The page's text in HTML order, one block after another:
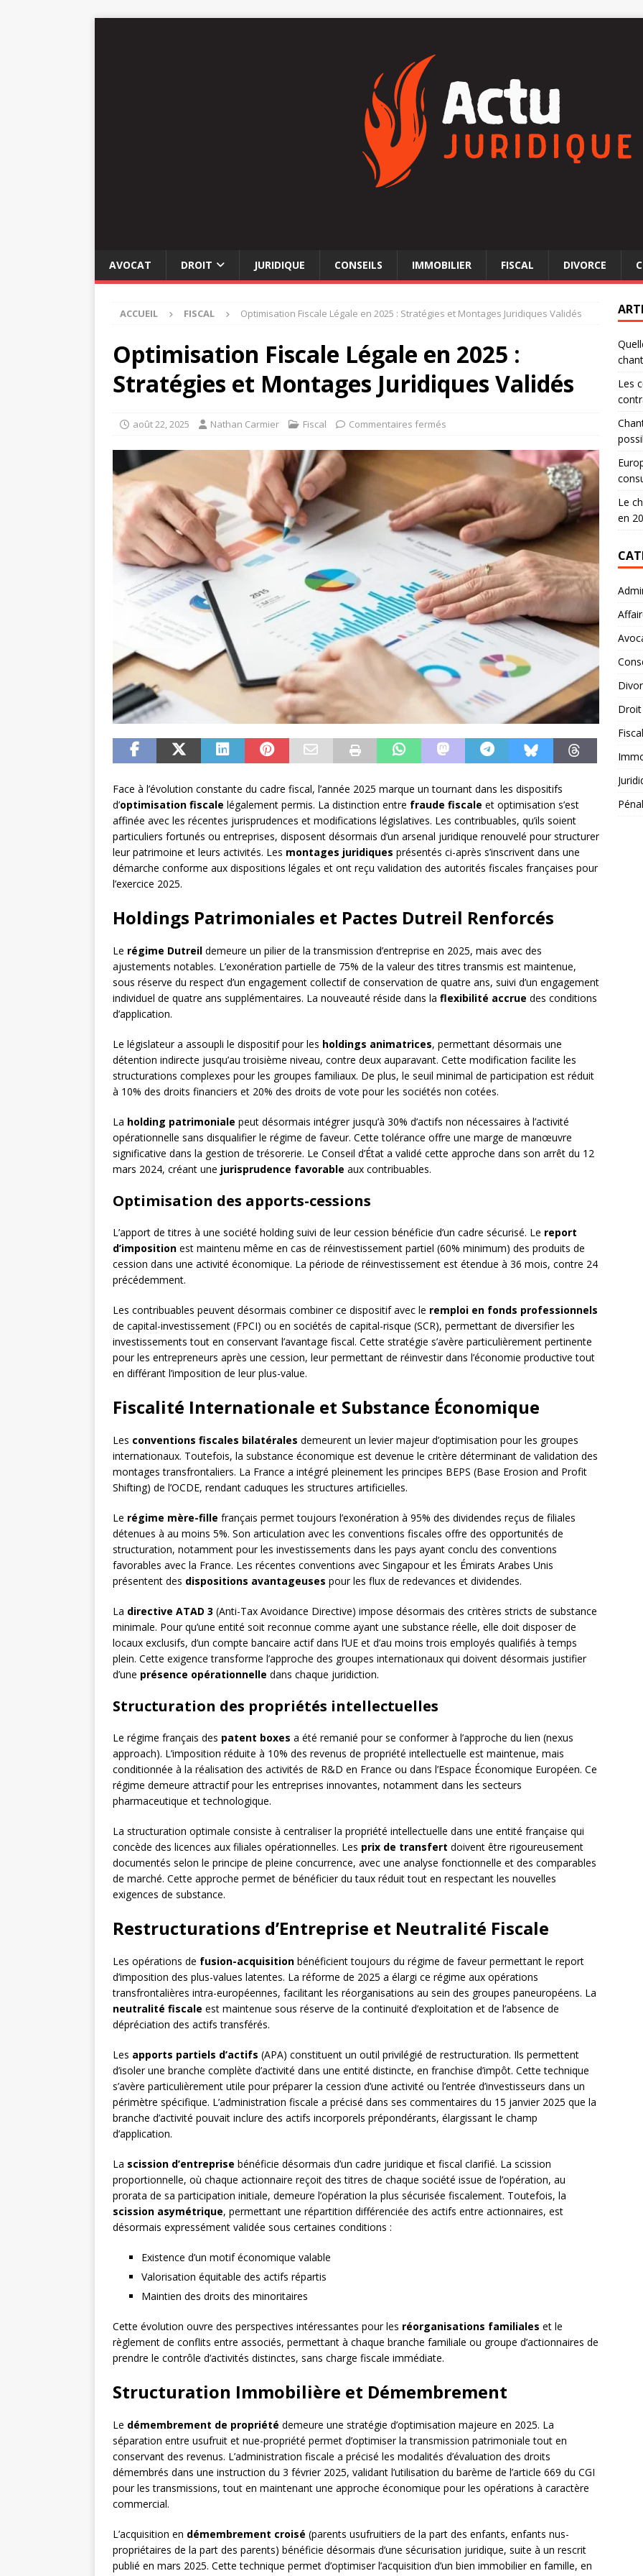
AVOCAT DROIT JURIDIQUE CONSEILS IMMOBILIER FISCAL DIVORCE
ACCUEIL FISCAL Optimisation Fiscale Légale en 2025 : Stratégies et Montages Juridiques Validés
Optimisation Fiscale Légale en 2025 :
Stratégies et Montages Juridiques Validés
août 22, 2025 Nathan Carmier Fiscal Commentaires fermés
Face à l’évolution constante du cadre fiscal, l’année 2025 marque un tournant dans les dispositifs
d’optimisation fiscale légalement permis. La distinction entre fraude fiscale et optimisation s’est
affinée avec les récentes jurisprudences et modifications législatives. Les contribuables, qu’ils soient
particuliers fortunés ou entreprises, disposent désormais d’un arsenal juridique renouvelé pour structurer
leur patrimoine et leurs activités. Les montages juridiques présentés ci-après s’inscrivent dans une
démarche conforme aux dispositions légales et ont reçu validation des autorités fiscales françaises pour
l’exercice 2025.
Holdings Patrimoniales et Pactes Dutreil Renforcés
Le régime Dutreil demeure un pilier de la transmission d’entreprise en 2025, mais avec des
ajustements notables. L’exonération partielle de 75% de la valeur des titres transmis est maintenue,
sous réserve du respect d’un engagement collectif de conservation de quatre ans, suivi d’un engagement
individuel de quatre ans supplémentaires. La nouveauté réside dans la flexibilité accrue des conditions
d’application.
Le législateur a assoupli le dispositif pour les holdings animatrices, permettant désormais une
détention indirecte jusqu’au troisième niveau, contre deux auparavant. Cette modification facilite les
structurations complexes pour les groupes familiaux. De plus, le seuil minimal de participation est réduit
à 10% des droits financiers et 20% des droits de vote pour les sociétés non cotées.
La holding patrimoniale peut désormais intégrer jusqu’à 30% d’actifs non nécessaires à l’activité
opérationnelle sans disqualifier le régime de faveur. Cette tolérance offre une marge de manœuvre
significative dans la gestion de trésorerie. Le Conseil d’État a validé cette approche dans son arrêt du 12
mars 2024, créant une jurisprudence favorable aux contribuables.
Optimisation des apports-cessions
L’apport de titres à une société holding suivi de leur cession bénéficie d’un cadre sécurisé. Le report
d’imposition est maintenu même en cas de réinvestissement partiel (60% minimum) des produits de
cession dans une activité économique. La période de réinvestissement est étendue à 36 mois, contre 24
précédemment.
Les contribuables peuvent désormais combiner ce dispositif avec le remploi en fonds professionnels
de capital-investissement (FPCI) ou en sociétés de capital-risque (SCR), permettant de diversifier les
investissements tout en conservant l’avantage fiscal. Cette stratégie s’avère particulièrement pertinente
pour les entrepreneurs après une cession, leur permettant de réinvestir dans l’économie productive tout
en différant l’imposition de leur plus-value.
Fiscalité Internationale et Substance Économique
Les conventions fiscales bilatérales demeurent un levier majeur d’optimisation pour les groupes
internationaux. Toutefois, la substance économique est devenue le critère déterminant de validation des
montages transfrontaliers. La France a intégré pleinement les principes BEPS (Base Erosion and Profit
Shifting) de l’OCDE, rendant caduques les structures artificielles.
Le régime mère-fille français permet toujours l’exonération à 95% des dividendes reçus de filiales
détenues à au moins 5%. Son articulation avec les conventions fiscales offre des opportunités de
structuration, notamment pour les investissements dans les pays ayant conclu des conventions
favorables avec la France. Les récentes conventions avec Singapour et les Émirats Arabes Unis
présentent des dispositions avantageuses pour les flux de redevances et dividendes.
La directive ATAD 3 (Anti-Tax Avoidance Directive) impose désormais des critères stricts de substance
minimale. Pour qu’une entité soit reconnue comme ayant une substance réelle, elle doit disposer de
locaux exclusifs, d’un compte bancaire actif dans l’UE et d’au moins trois employés qualifiés à temps
plein. Cette exigence transforme l’approche des groupes internationaux qui doivent désormais justifier
d’une présence opérationnelle dans chaque juridiction.
Structuration des propriétés intellectuelles
Le régime français des patent boxes a été remanié pour se conformer à l’approche du lien (nexus
approach). L’imposition réduite à 10% des revenus de propriété intellectuelle est maintenue, mais
conditionnée à la réalisation des activités de R&D en France ou dans l’Espace Économique Européen. Ce
régime demeure attractif pour les entreprises innovantes, notamment dans les secteurs
pharmaceutique et technologique.
La structuration optimale consiste à centraliser la propriété intellectuelle dans une entité française qui
concède des licences aux filiales opérationnelles. Les prix de transfert doivent être rigoureusement
documentés selon le principe de pleine concurrence, avec une analyse fonctionnelle et des comparables
de marché. Cette approche permet de bénéficier du taux réduit tout en respectant les nouvelles
exigences de substance.
Restructurations d’Entreprise et Neutralité Fiscale
Les opérations de fusion-acquisition bénéficient toujours du régime de faveur permettant le report
d’imposition des plus-values latentes. La réforme de 2025 a élargi ce régime aux opérations
transfrontalières intra-européennes, facilitant les réorganisations au sein des groupes paneuropéens. La
neutralité fiscale est maintenue sous réserve de la continuité d’exploitation et de l’absence de
dépréciation des actifs transférés.
Les apports partiels d’actifs (APA) constituent un outil privilégié de restructuration. Ils permettent
d’isoler une branche complète d’activité dans une entité distincte, en franchise d’impôt. Cette technique
s’avère particulièrement utile pour préparer la cession d’une activité ou l’entrée d’investisseurs dans un
périmètre spécifique. L’administration fiscale a précisé dans ses commentaires du 15 janvier 2025 que la
branche d’activité pouvait inclure des actifs incorporels prépondérants, élargissant le champ
d’application.
La scission d’entreprise bénéficie désormais d’un cadre juridique et fiscal clarifié. La scission
proportionnelle, où chaque actionnaire reçoit des titres de chaque société issue de l’opération, au
prorata de sa participation initiale, demeure l’opération la plus sécurisée fiscalement. Toutefois, la
scission asymétrique, permettant une répartition différenciée des actifs entre actionnaires, est
désormais expressément validée sous certaines conditions :
Existence d’un motif économique valable
Valorisation équitable des actifs répartis
Maintien des droits des minoritaires
Cette évolution ouvre des perspectives intéressantes pour les réorganisations familiales et le
règlement de conflits entre associés, permettant à chaque branche familiale ou groupe d’actionnaires de
prendre le contrôle d’activités distinctes, sans charge fiscale immédiate.
Structuration Immobilière et Démembrement
Le démembrement de propriété demeure une stratégie d’optimisation majeure en 2025. La
séparation entre usufruit et nue-propriété permet d’optimiser la transmission patrimoniale tout en
conservant des revenus. L’administration fiscale a précisé les modalités d’évaluation des droits
démembrés dans une instruction du 3 février 2025, validant l’utilisation du barème de l’article 669 du CGI
pour les transmissions, tout en maintenant une approche économique pour les opérations à caractère
commercial.
L’acquisition en démembrement croisé (parents usufruitiers de la part des enfants, enfants nus-
propriétaires de la part des parents) bénéficie désormais d’une sécurisation juridique, suite à un rescrit
publié en mars 2025. Cette technique permet d’optimiser l’acquisition d’un bien immobilier en famille, en
Les
Le
en
Droit
Fiscal
Pénal